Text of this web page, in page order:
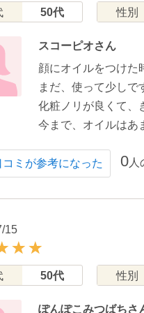
50代 性別
スコーピオさん
顔にオイルをつけた
まだ、使って少しで
化粧ノリが良くて、
今まで、オイルはあ
コミが参考になった 0人
15
50代 性別
ぽんぽこみつばちさ